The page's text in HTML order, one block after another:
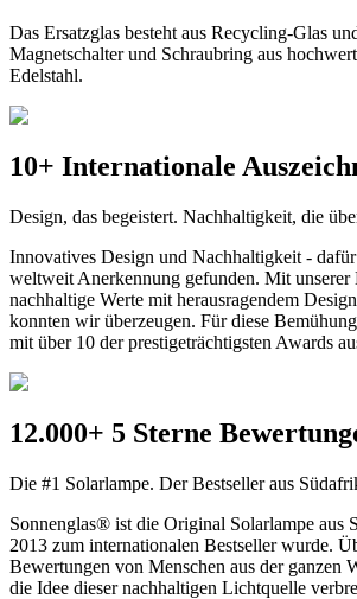
Das Ersatzglas besteht aus Recycling-Glas
Magnetschalter und Schraubring aus
Edelstahl.
10+ Internationale
Design, das begeistert. Nachhaltigkeit, die
Innovatives Design und Nachhaltigkeit -
weltweit Anerkennung gefunden. Mit unserer
nachhaltige Werte mit herausragendem
konnten wir überzeugen. Für diese
mit über 10 der prestigeträchtigsten Awards
12.000+ 5 Sterne
Die #1 Solarlampe. Der Bestseller aus
Sonnenglas® ist die Original Solarlampe aus
2013 zum internationalen Bestseller wurde.
Bewertungen von Menschen aus der ganzen
die Idee dieser nachhaltigen Lichtquelle